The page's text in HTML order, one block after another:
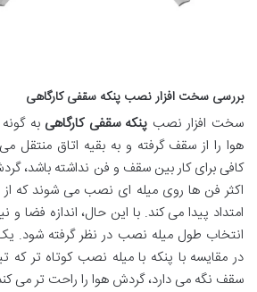
بررسی سخت افزار نصب پنکه سقفی کارگاهی
سخت افزار نصب پنکه سقفی کارگاهی به
هوا را از سقف گرفته و به بقیه اتاق منتقل
کافی برای کار بین سقف و فن نداشته باشد،
اکثر فن ها روی میله ای نصب می شوند که
امتداد پیدا می کند. با این حال، اندازه فضا و
انتخاب طول میله نصب در نظر گرفته شود.
در مقایسه با پنکه با میله نصب کوتاه تر که
سقف نگه می دارد، گردش هوا را راحت تر می